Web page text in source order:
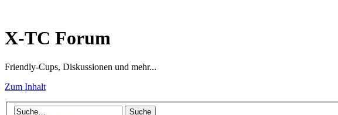
X-TC Forum
Friendly-Cups, Diskussionen und mehr...
Zum Inhalt